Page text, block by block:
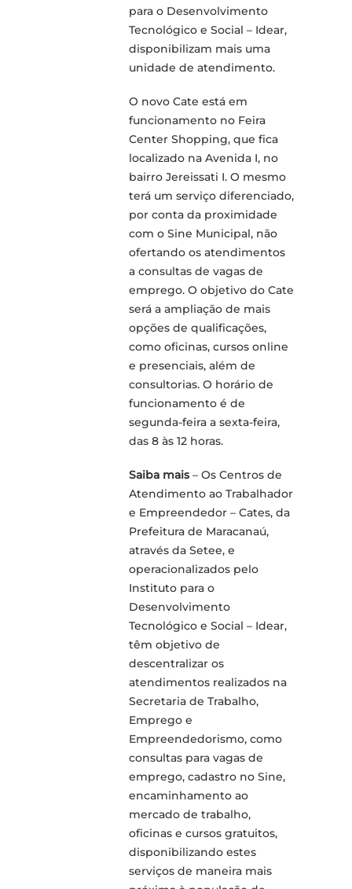
para o Desenvolvimento
Tecnológico e Social – Idear,
disponibilizam mais uma
unidade de atendimento.
O novo Cate está em
funcionamento no Feira
Center Shopping, que fica
localizado na Avenida I, no
bairro Jereissati I. O mesmo
terá um serviço diferenciado,
por conta da proximidade
com o Sine Municipal, não
ofertando os atendimentos
a consultas de vagas de
emprego. O objetivo do Cate
será a ampliação de mais
opções de qualificações,
como oficinas, cursos online
e presenciais, além de
consultorias. O horário de
funcionamento é de
segunda-feira a sexta-feira,
das 8 às 12 horas.
Saiba mais– Os Centros de
Atendimento ao Trabalhador
e Empreendedor – Cates, da
Prefeitura de Maracanaú,
através da Setee, e
operacionalizados pelo
Instituto para o
Desenvolvimento
Tecnológico e Social – Idear,
têm objetivo de
descentralizar os
atendimentos realizados na
Secretaria de Trabalho,
Emprego e
Empreendedorismo, como
consultas para vagas de
emprego, cadastro no Sine,
encaminhamento ao
mercado de trabalho,
oficinas e cursos gratuitos,
disponibilizando estes
serviços de maneira mais